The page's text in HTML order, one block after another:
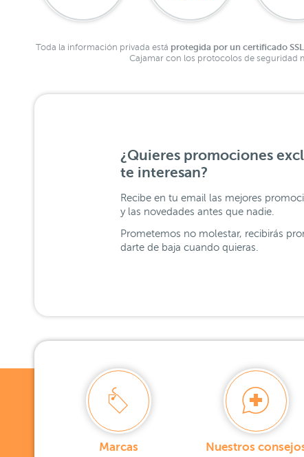
Toda la información privada está protegida por un certificado SSL.
Cajamar con los protocolos de seguridad
¿Quieres promociones
te interesan?
Recibe en tu email las mejores
y las novedades antes que nadie.
Prometemos no molestar, recibirás
darte de baja cuando quieras.
Marcas Nuestros